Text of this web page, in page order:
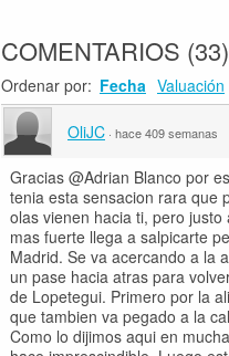
COMENTARIOS (33)
Ordenar por: Fecha Valuación
OliJC · hace 409 semanas
Gracias @Adrian Blanco por
tenia esta sensacion rara que
olas vienen hacia ti, pero
mas fuerte llega a salpicarte
Madrid. Se va acercando a la
un pase hacia atras para
de Lopetegui. Primero por la
que tambien va pegado a la
Como lo dijimos aqui en